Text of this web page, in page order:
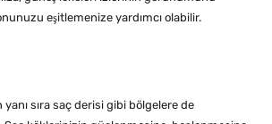
eşitlemenize yardımcı olabilir.
sıra saç derisi gibi bölgelere de